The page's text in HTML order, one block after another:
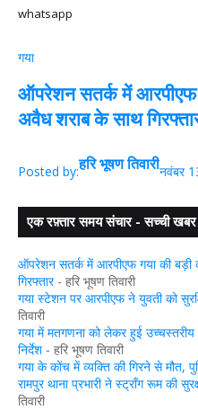
whatsapp
गया
ऑपरेशन सतर्क में आरपीएफ
अवैध शराब के साथ
Posted by:हरि भूषण तिवारीनवंबर
एक रफ़्तार समय संचार - सच्ची
ऑपरेशन सतर्क में आरपीएफ गया की बड़ी
गिरफ्तार- हरि भूषण तिवारी
गया स्टेशन पर आरपीएफ ने युवती को
तिवारी
गया में मतगणना को लेकर हुई उच्चस्तरीय
निर्देश- हरि भूषण तिवारी
गया के कोंच में व्यक्ति की गिरने से मौत,
रामपुर थाना प्रभारी ने स्ट्रॉंग रूम की
तिवारी